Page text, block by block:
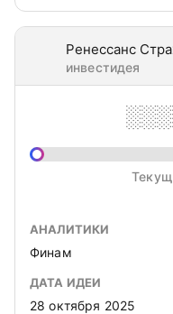
Ренессанс
инвестидея
АНАЛИТИКИ
Финам
ДАТА ИДЕИ
28 октября 2025